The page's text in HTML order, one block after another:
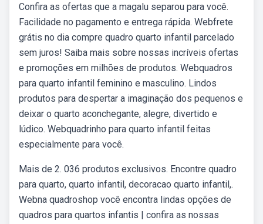
Confira as ofertas que a magalu separou para você.
Facilidade no pagamento e entrega rápida. Webfrete
grátis no dia compre quadro quarto infantil parcelado
sem juros! Saiba mais sobre nossas incríveis ofertas
e promoções em milhões de produtos. Webquadros
para quarto infantil feminino e masculino. Lindos
produtos para despertar a imaginação dos pequenos e
deixar o quarto aconchegante, alegre, divertido e
lúdico. Webquadrinho para quarto infantil feitas
especialmente para você.
Mais de 2. 036 produtos exclusivos. Encontre quadro
para quarto, quarto infantil, decoracao quarto infantil,.
Webna quadroshop você encontra lindas opções de
quadros para quartos infantis | confira as nossas